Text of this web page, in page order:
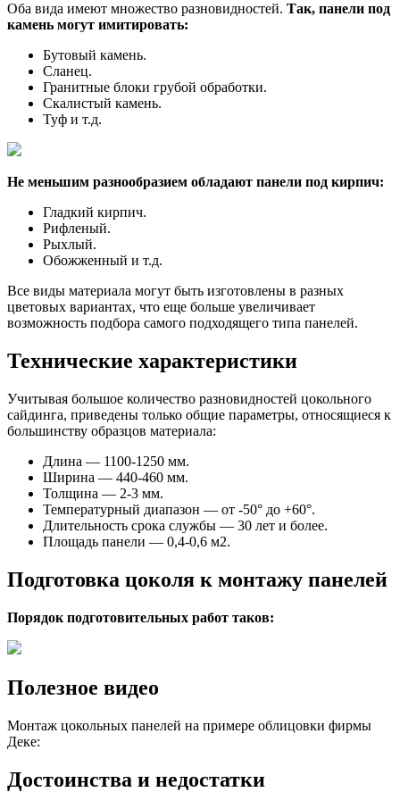
Оба вида имеют множество разновидностей. Так, панели под
камень могут имитировать:
Бутовый камень.
Сланец.
Гранитные блоки грубой обработки.
Скалистый камень.
Туф и т.д.
Не меньшим разнообразием обладают панели под кирпич:
Гладкий кирпич.
Рифленый.
Рыхлый.
Обожженный и т.д.
Все виды материала могут быть изготовлены в разных
цветовых вариантах, что еще больше увеличивает
возможность подбора самого подходящего типа панелей.
Технические характеристики
Учитывая большое количество разновидностей цокольного
сайдинга, приведены только общие параметры, относящиеся к
большинству образцов материала:
Длина — 1100-1250 мм.
Ширина — 440-460 мм.
Толщина — 2-3 мм.
Температурный диапазон — от -50° до +60°.
Длительность срока службы — 30 лет и более.
Площадь панели — 0,4-0,6 м2.
Подготовка цоколя к монтажу панелей
Порядок подготовительных работ таков:
Полезное видео
Монтаж цокольных панелей на примере облицовки фирмы
Деке:
Достоинства и недостатки